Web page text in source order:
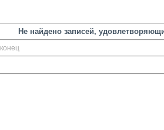
Не найдено записей,
конец